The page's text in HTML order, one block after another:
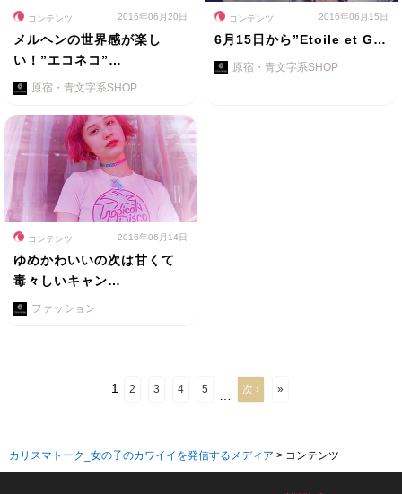
コンテンツ 2016年06月20日
メルヘンの世界感が楽し
い！”エコネコ”…
原宿・青文字系SHOP
コンテンツ 2016年06月15日
6月15日から”Etoile et G…
原宿・青文字系SHOP
コンテンツ 2016年06月14日
ゆめかわいいの次は甘くて
毒々しいキャン…
ファッション
1 2 3 4 5 次 › »
カリスマトーク_女の子のカワイイを発信するメディア > コンテンツ